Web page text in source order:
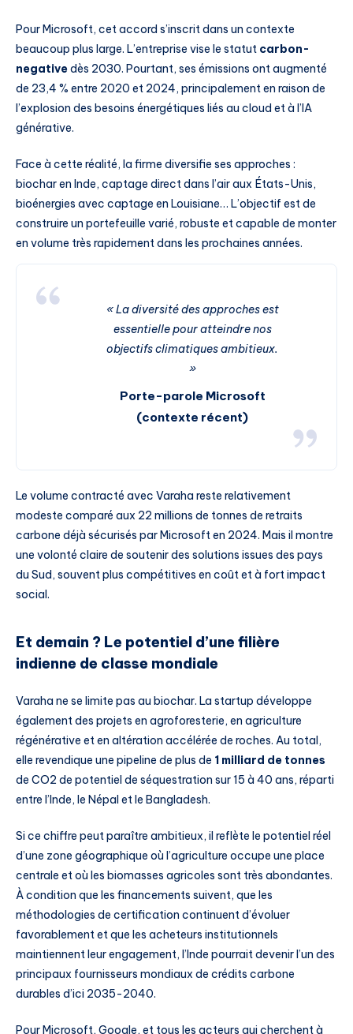
Pour Microsoft, cet accord s’inscrit dans un contexte
beaucoup plus large. L’entreprise vise le statut carbon-
negativedès 2030. Pourtant, ses émissions ont augmenté
de 23,4 % entre 2020 et 2024, principalement en raison de
l’explosion des besoins énergétiques liés au cloud et à l’IA
générative.
Face à cette réalité, la firme diversifie ses approches :
biochar en Inde, captage direct dans l’air aux États-Unis,
bioénergies avec captage en Louisiane… L’objectif est de
construire un portefeuille varié, robuste et capable de monter
en volume très rapidement dans les prochaines années.
« La diversité des approches est
essentielle pour atteindre nos
objectifs climatiques ambitieux.
»
Porte-parole Microsoft
(contexte récent)
Le volume contracté avec Varaha reste relativement
modeste comparé aux 22 millions de tonnes de retraits
carbone déjà sécurisés par Microsoft en 2024. Mais il montre
une volonté claire de soutenir des solutions issues des pays
du Sud, souvent plus compétitives en coût et à fort impact
social.
Et demain ? Le potentiel d’une filière
indienne de classe mondiale
Varaha ne se limite pas au biochar. La startup développe
également des projets en agroforesterie, en agriculture
régénérative et en altération accélérée de roches. Au total,
elle revendique une pipeline de plus de 1 milliard de tonnes
de CO2 de potentiel de séquestration sur 15 à 40 ans, réparti
entre l’Inde, le Népal et le Bangladesh.
Si ce chiffre peut paraître ambitieux, il reflète le potentiel réel
d’une zone géographique où l’agriculture occupe une place
centrale et où les biomasses agricoles sont très abondantes.
À condition que les financements suivent, que les
méthodologies de certification continuent d’évoluer
favorablement et que les acheteurs institutionnels
maintiennent leur engagement, l’Inde pourrait devenir l’un des
principaux fournisseurs mondiaux de crédits carbone
durables d’ici 2035-2040.
Pour Microsoft, Google, et tous les acteurs qui cherchent à